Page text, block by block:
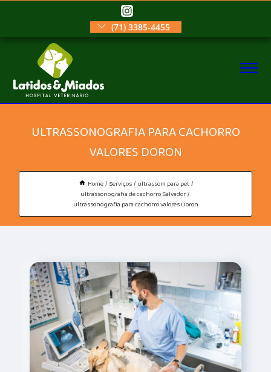
(71) 3385-4455
ULTRASSONOGRAFIA PARA CACHORRO
VALORES DORON
Home Serviços
ultrassom para pet
ultrassonografia de cachorro Salvador
ultrassonografia para cachorro valores Doron